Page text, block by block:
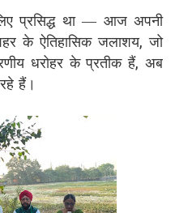
प्रसिद्ध था — आज अपनी
के ऐतिहासिक जलाशय, जो
धरोहर के प्रतीक हैं, अब
हैं।